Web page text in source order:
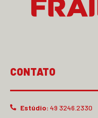
CONTATO
Estúdio: 49 3246.2330